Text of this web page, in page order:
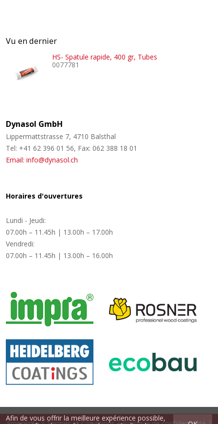
Vu en dernier
HS- Spatule rapide, 400 gr, Tubes
0077781
Dynasol GmbH
Lippermattstrasse 7, 4710 Balsthal
Tel: +41 62 396 01 56, Fax: 062 388 18 01
Email: info@dynasol.ch
Horaires d'ouvertures
Lundi - Jeudi:
07.00h – 11.45h | 13.00h – 17.00h
Vendredi:
07.00h – 11.45h | 13.00h – 16.00h
Afin de vous offrir la meilleure expérience possible,